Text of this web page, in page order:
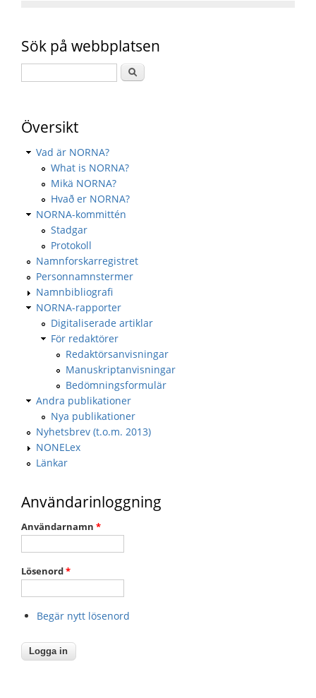
Sök på webbplatsen
Översikt
Vad är NORNA?
What is NORNA?
Mikä NORNA?
Hvað er NORNA?
NORNA-kommittén
Stadgar
Protokoll
Namnforskarregistret
Personnamnstermer
Namnbibliografi
NORNA-rapporter
Digitaliserade artiklar
För redaktörer
Redaktörsanvisningar
Manuskriptanvisningar
Bedömningsformulär
Andra publikationer
Nya publikationer
Nyhetsbrev (t.o.m. 2013)
NONELex
Länkar
Användarinloggning
Användarnamn *
Lösenord*
Begär nytt lösenord